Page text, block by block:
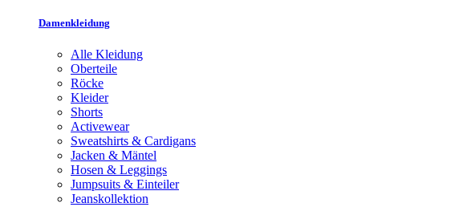
Damenkleidung
Alle Kleidung
Oberteile
Röcke
Kleider
Shorts
Activewear
Sweatshirts & Cardigans
Jacken & Mäntel
Hosen & Leggings
Jumpsuits & Einteiler
Jeanskollektion